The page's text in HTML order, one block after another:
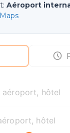
: Aéroport